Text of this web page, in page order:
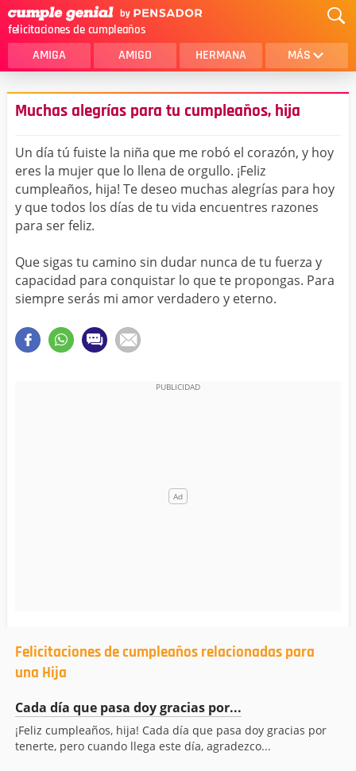
felicitaciones de cumpleaños
AMIGA AMIGO HERMANA MÁS
MAMA
AMOR
SOBRINA
HIJA
HERMANO
HIJO
NOVIA
HOMBRE
TIA
CUÑADA
TODAS LAS CATEGORÍAS
Muchas alegrías para tu cumpleaños, hija
Un día tú fuiste la niña que me robó el corazón, y hoy
eres la mujer que lo llena de orgullo. ¡Feliz
cumpleaños, hija! Te deseo muchas alegrías para hoy
y que todos los días de tu vida encuentres razones
para ser feliz.
Que sigas tu camino sin dudar nunca de tu fuerza y
capacidad para conquistar lo que te propongas. Para
siempre serás mi amor verdadero y eterno.
Felicitaciones de cumpleaños relacionadas para
una Hija
Cada día que pasa doy gracias por...
¡Feliz cumpleaños, hija! Cada día que pasa doy gracias por
tenerte, pero cuando llega este día, agradezco...